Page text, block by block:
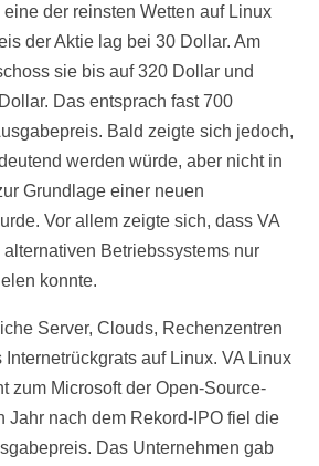
der reinsten Wetten auf Linux
der Aktie lag bei 30 Dollar. Am
sie bis auf 320 Dollar und
Das entsprach fast 700
Bald zeigte sich jedoch,
werden würde, aber nicht in
Grundlage einer neuen
Vor allem zeigte sich, dass VA
Betriebssystems nur
konnte.
Server, Clouds, Rechenzentren
auf Linux. VA Linux
zum Microsoft der Open-Source-
Jahr nach dem Rekord-IPO fiel die
Das Unternehmen gab